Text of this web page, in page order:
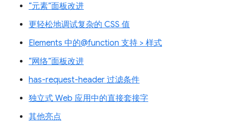
“元素”面板改进
更轻松地调试复杂的 CSS 值
Elements 中的@function 支持 > 样式
“网络”面板改进
has-request-header 过滤条件
独立式 Web 应用中的直接套接字
其他亮点